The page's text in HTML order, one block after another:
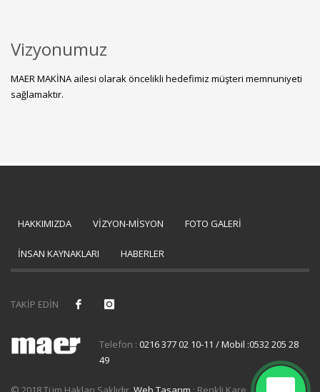
Vizyonumuz
MAER MAKİNA ailesi olarak öncelikli hedefimiz müşteri memnuniyeti
sağlamaktır.
HAKKIMIZDA VİZYON-MİSYON FOTO GALERİ
İNSAN KAYNAKLARI HABERLER
TAKİP EDİN
Telefon : 0216 377 02 10-11 / Mobil :0532 205 28
49